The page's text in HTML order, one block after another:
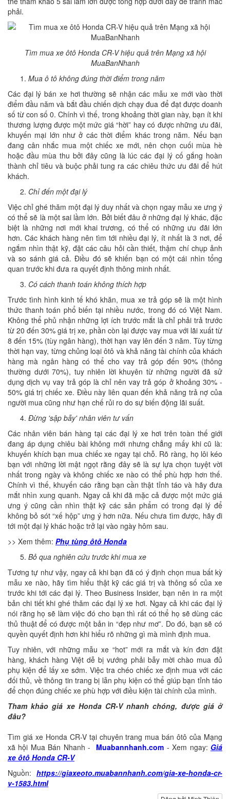
phải.
Tìm mua xe ôtô Honda CR-V hiệu quả trên Mạng xã hội
MuaBanNhanh
Mua ô tô không đúng thời điểm trong năm
Các đại lý bán xe hơi thường sẽ nhận các mẫu xe mới vào thời
điểm đầu năm và bắt đầu chiến dịch chạy đua để đạt được doanh
số từ con số 0. Chính vì thế, trong khoảng thời gian này, bạn ít khi
thương lượng được một mức giá “hời” hay có được những ưu đãi,
khuyến mại lớn như ở các thời điểm khác trong năm. Nếu bạn
đang cân nhắc mua một chiếc xe mới, nên chọn cuối mùa hè
hoặc đầu mùa thu bởi đây cũng là lúc các đại lý cố gắng hoàn
thành chỉ tiêu và buộc phải tung ra các chiêu thức ưu đãi để hút
khách.
Chỉ đến một đại lý
Việc chỉ ghé thăm một đại lý duy nhất và chọn ngay mẫu xe ưng ý
có thể sẽ là một sai lầm lớn. Bởi biết đâu ở những đại lý khác, đặc
biệt là những nơi mới khai trương, có thể có những ưu đãi lớn
hơn. Các khách hàng nên tìm tới nhiều đại lý, ít nhất là 3 nơi, để
ngắm nhìn thật kỹ, đặt các câu hỏi cần thiết, thậm chí chụp ảnh
và so sánh giá cả. Điều đó sẽ khiến bạn có một cái nhìn tổng
quan trước khi đưa ra quyết định thông minh nhất.
Có cách thanh toán không thích hợp
Trước tình hình kinh tế khó khăn, mua xe trả góp sẽ là một hình
thức thanh toán phổ biến tại nhiều nước, trong đó có Việt Nam.
Không thể phủ nhận những lợi ích trước mắt là chỉ phải trả trước
từ 20 đến 30% giá trị xe, phần còn lại được vay mua với lãi xuất từ
8 đến 15% (tùy ngân hàng), thời hạn vay lên đến 3 năm. Tùy từng
thời hạn vay, từng chủng loại ôtô và khả năng tài chính của khách
hàng mà ngân hàng có thể cho vay trả góp đến 90% (thông
thường dưới 70%), tuy nhiên lời khuyên từ những người đã sử
dụng dịch vụ vay trả góp là chỉ nên vay trả góp ở khoảng 30% -
50% giá trị chiếc xe. Điều này liên quan đến khả năng trả nợ của
người mua cũng như hạn chế rủi ro do sự biến động lãi suất.
Đừng 'sập bẫy' nhân viên tư vấn
Các nhân viên bán hàng tại các đại lý xe hơi trên toàn thế giới
đang áp dụng chiêu bài không mới nhưng chẳng mấy khi cũ là:
khuyến khích bạn mua chiếc xe ngay tại chỗ. Rõ ràng, họ lôi kéo
bạn với những lời mật ngọt rằng đây sẽ là sự lựa chọn tuyệt vời
nhất trong ngày và không chiếc xe nào có thể phù hợp hơn thế.
Chính vì thế, khuyến cáo rằng bạn cần thật tỉnh táo và hãy đưa
mắt nhìn xung quanh. Ngay cả khi đã mặc cả được một mức giá
ưng ý cũng cần nhìn thật kỹ các sản phẩm có trong đại lý để
không bỏ sót “xế hộp” ưng ý hơn nữa. Nếu chưa tìm được, hãy đi
tới một đại lý khác hoặc trở lại vào ngày hôm sau.
>> Xem thêm: Phụ tùng ôtô Honda
Bỏ qua nghiên cứu trước khi mua xe
Tương tự như vậy, ngay cả khi bạn đã có ý định chọn mua bất kỳ
mẫu xe nào, hãy tìm hiểu thật kỹ các giá trị và thông số của xe
trước khi tới các đại lý. Theo Business Insider, bạn nên in ra một
bản chi tiết khi ghé thăm các đại lý xe hơi. Ngay cả khi các đại lý
nói rằng họ sẽ làm việc đó cho bạn thì rất có thể họ sẽ dùng các
thủ thuật để có được một bản in “đẹp như mơ”. Do đó, bạn sẽ có
quyền quyết định hơn khi hiểu rõ những gì mà mình định mua.
Tuy nhiên, với những mẫu xe “hot” mới ra mắt và kín đơn đặt
hàng, khách hàng Việt dễ bị vướng phải bẫy mời chào mua đủ
phụ kiện để lấy xe sớm. Việc tra chéo chiếc xe định mua với các
đối thủ, về thông tin trang bị lẫn phụ kiện có thể giúp bạn tỉnh táo
để chọn đúng chiếc xe phù hợp với điều kiện tài chính của mình.
Tham khảo giá xe Honda CR-V nhanh chóng, được giá ở
đâu?
Tìm giá xe Honda CR-V tại chuyên trang mua bán ôtô của Mạng
xã hội Mua Bán Nhanh - Muabannhanh.com - Xem ngay: Giá
xe ôtô Honda CR-V
Nguồn: https://giaxeoto.muabannhanh.com/gia-xe-honda-cr-
v-1583.html